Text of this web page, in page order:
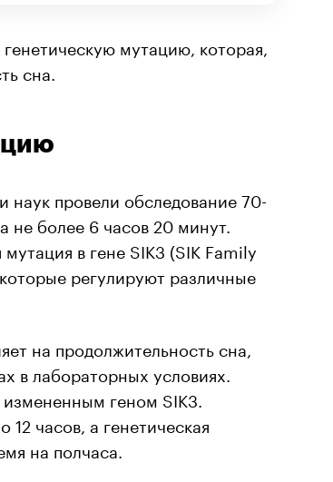
мутацию, которая,
сна.
наук провели обследование 70-
более 6 часов 20 минут.
в гене SIK3 (SIK Family
регулируют различные
на продолжительность сна,
в лабораторных условиях.
геном SIK3.
часов, а генетическая
на полчаса.